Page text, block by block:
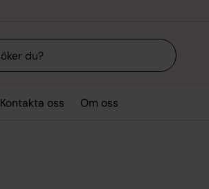
Kontakta oss Om oss